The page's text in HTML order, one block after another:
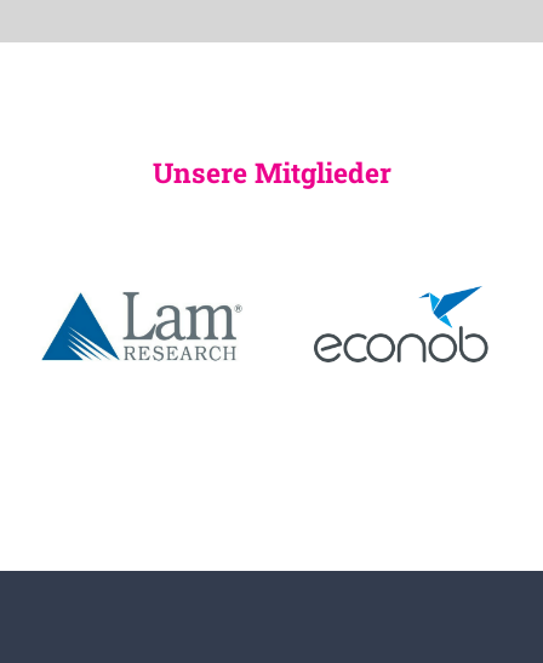
Unsere Mitglieder